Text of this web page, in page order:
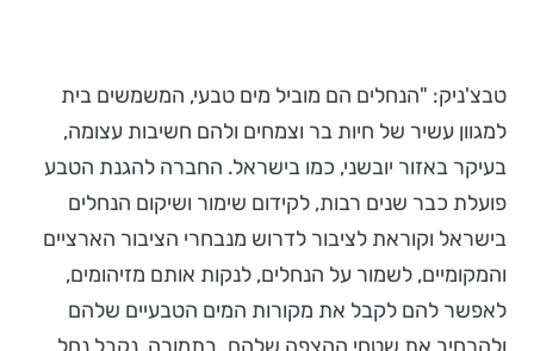
טבצ'ניק: "הנחלים הם מוביל מים טבעי, המשמשים בית
למגוון עשיר של חיות בר וצמחים ולהם חשיבות עצומה,
בעיקר באזור יובשני, כמו בישראל. החברה להגנת הטבע
פועלת כבר שנים רבות, לקידום שימור ושיקום הנחלים
בישראל וקוראת לציבור לדרוש מנבחרי הציבור הארציים
והמקומיים, לשמור על הנחלים, לנקות אותם מזיהומים,
לאפשר להם לקבל את מקורות המים הטבעיים שלהם